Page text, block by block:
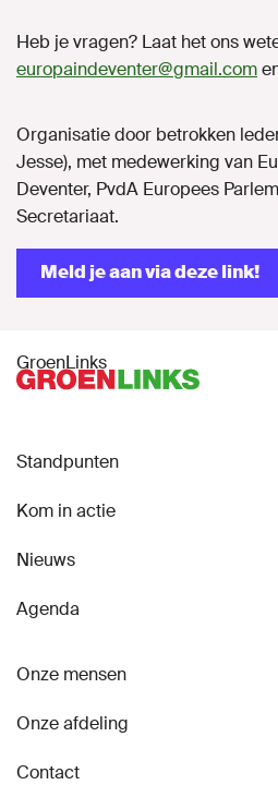
Heb je vragen? Laat het ons
europaindeventer@gmail.com
Organisatie door betrokken
Jesse), met medewerking van
Deventer, PvdA Europees
Secretariaat.
Meld je aan via deze link!
GroenLinks
Standpunten
Kom in actie
Nieuws
Agenda
Onze mensen
Onze afdeling
Contact